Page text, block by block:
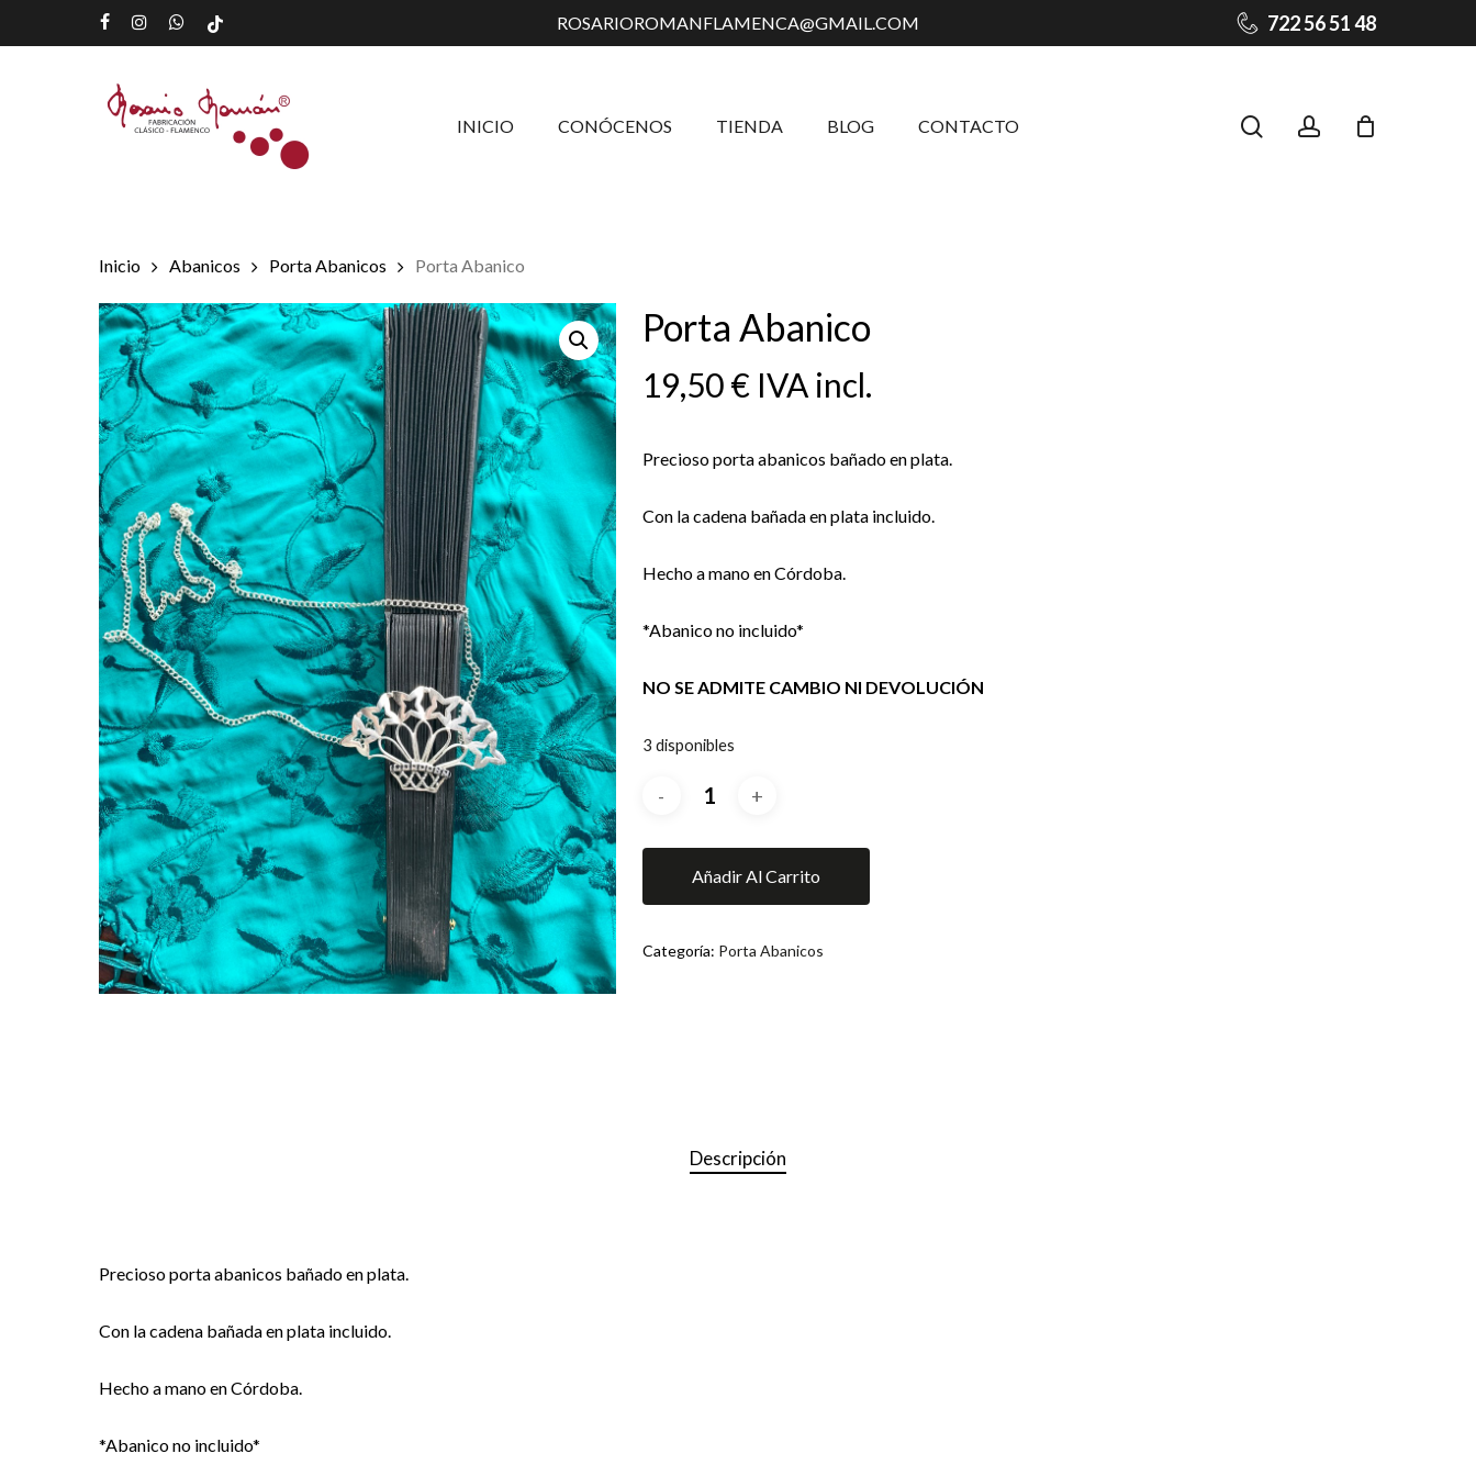
to
facebookinstagramwhatsapp
tiktok ROSARIOROMANFLAMENCA@GMAIL.COM 722 56 51 48
Pulsa intro para buscar o ESC para cerrar
INICIO CONÓCENOS TIENDA BLOG CONTACTO searchaccount
Carrito Close
Inicio Abanicos Porta Abanicos Porta Abanico
Porta Abanico
19,50€ IVA incl.
Precioso porta abanicos bañado en plata.
Con la cadena bañada en plata incluido.
Hecho a mano en Córdoba.
*Abanico no incluido*
NO SE ADMITE CAMBIO NI DEVOLUCIÓN
3 disponibles
Añadir Al Carrito
Categoría: Porta Abanicos
Descripción
Precioso porta abanicos bañado en plata.
Con la cadena bañada en plata incluido.
Hecho a mano en Córdoba.
*Abanico no incluido*